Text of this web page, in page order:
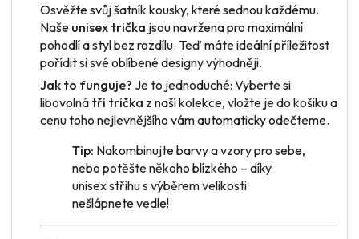
Osvěžte svůj šatník kousky, které sednou každému.
Naše unisex trička jsou navržena pro maximální
pohodlí a styl bez rozdílu. Teď máte ideální příležitost
pořídit si své oblíbené designy výhodněji.
Jak to funguje? Je to jednoduché: Vyberte si
libovolná tři trička z naší kolekce, vložte je do košíku a
cenu toho nejlevnějšího vám automaticky odečteme.
Tip: Nakombinujte barvy a vzory pro sebe,
nebo potěšte někoho blízkého – díky
unisex střihu s výběrem velikosti
nešlápnete vedle!